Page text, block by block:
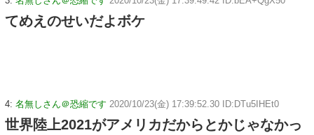
てめえのせいだよボケ
4: 名無しさん＠恐縮です 2020/10/23(金) 17:39:52.30 ID:DTu5IHEt0
世界陸上2021がアメリカだからとかじゃなかっ